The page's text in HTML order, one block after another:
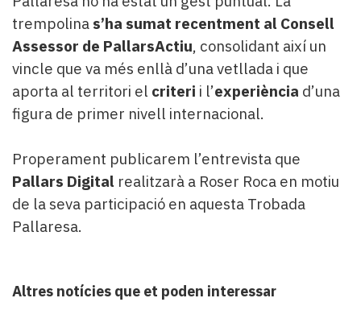
trempolina s’ha sumat recentment al Consell
Assessor de PallarsActiu, consolidant així un
vincle que va més enllà d’una vetllada i que
aporta al territori el criteri i l’experiència d’una
figura de primer nivell internacional.
Properament publicarem l’entrevista que
Pallars Digital realitzarà a Roser Roca en motiu
de la seva participació en aquesta Trobada
Pallaresa.
Altres notícies que et poden interessar